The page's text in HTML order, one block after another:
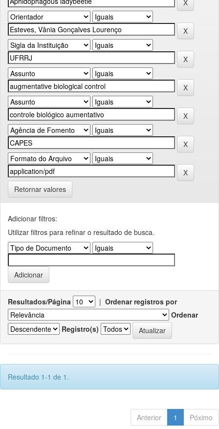
Retornar valores
Adicionar filtros:
Utilizar filtros para refinar o resultado de busca.
Resultados/Página | Ordenar registros por
Ordenar
Registro(s)
Resultado 1-1 de 1.
Anterior 1 Póximo